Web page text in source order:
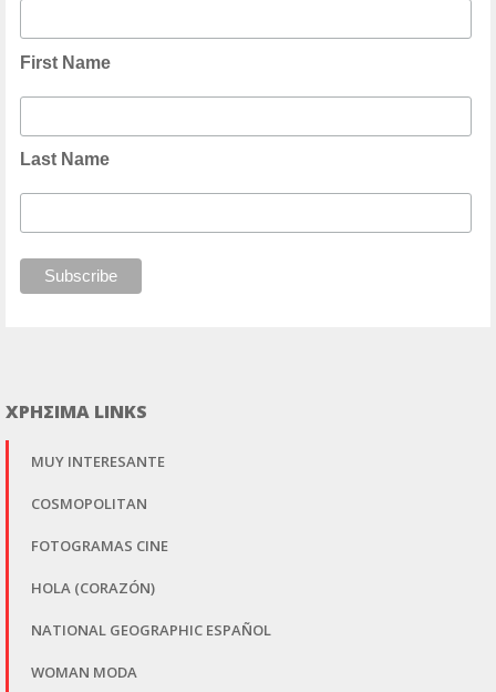
First Name
Last Name
ΧΡΗΣΙΜΑ LINKS
MUY INTERESANTE
COSMOPOLITAN
FOTOGRAMAS CINE
HOLA (CORAZÓN)
NATIONAL GEOGRAPHIC ESPAÑOL
WOMAN MODA